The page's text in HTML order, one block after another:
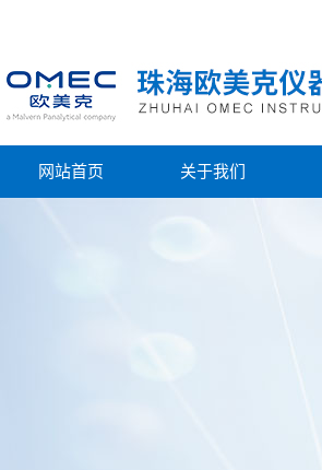
网站首页 关于我们